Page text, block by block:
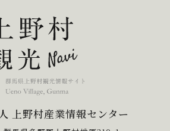
上野村産業情報センター